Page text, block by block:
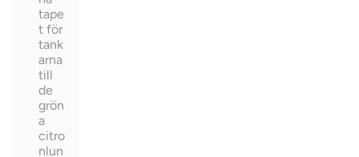
tape
t för
tank
arna
till
de
grön
a
citro
nlun